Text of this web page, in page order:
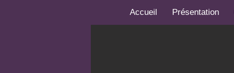
Accueil Présentation